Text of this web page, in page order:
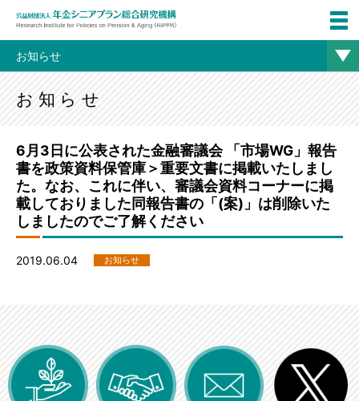
お知らせ
お知らせ
6月3日に公表された金融審議会 「市場WG」報告
書を政策資料保管庫＞重要文書に掲載いたしまし
た。なお、これに伴い、審議会資料コーナーに掲
載しておりました同報告書の「(案)」は削除いた
しましたのでご了解ください
2019.06.04 お知らせ